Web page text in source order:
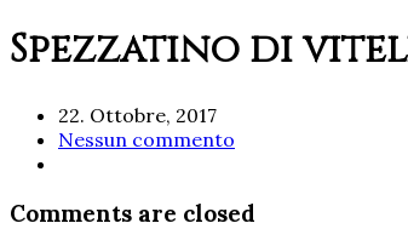
Spezzatino di
22. Ottobre, 2017
Nessun commento
Comments are closed